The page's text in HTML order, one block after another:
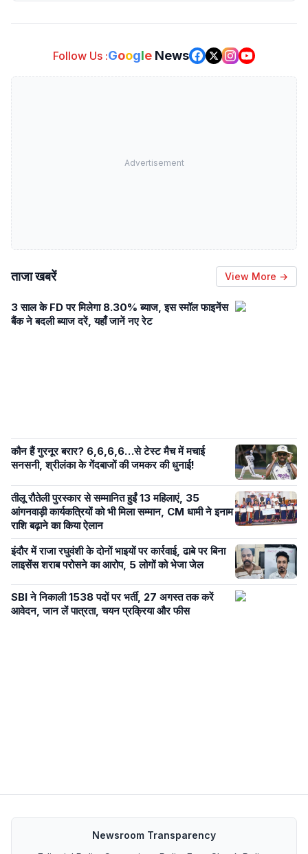
Follow Us :Google News
Advertisement
ताजा खबरें View More →
3 साल के FD पर मिलेगा 8.30% ब्याज, इस स्मॉल फाइनेंस
बैंक ने बदली ब्याज दरें, यहाँ जानें नए रेट
कौन हैं गुरनूर बरार? 6,6,6,6…से टेस्ट मैच में मचाई
सनसनी, श्रीलंका के गेंदबाजों की जमकर की धुनाई!
तीलू रौतेली पुरस्कार से सम्मानित हुईं 13 महिलाएं, 35
आंगनवाड़ी कार्यकत्रियों को भी मिला सम्मान, CM धामी ने इनाम
राशि बढ़ाने का किया ऐलान
इंदौर में राजा रघुवंशी के दोनों भाइयों पर कार्रवाई, ढाबे पर बिना
लाइसेंस शराब परोसने का आरोप, 5 लोगों को भेजा जेल
SBI ने निकाली 1538 पदों पर भर्ती, 27 अगस्त तक करें
आवेदन, जान लें पात्रता, चयन प्रक्रिया और फीस
Newsroom Transparency